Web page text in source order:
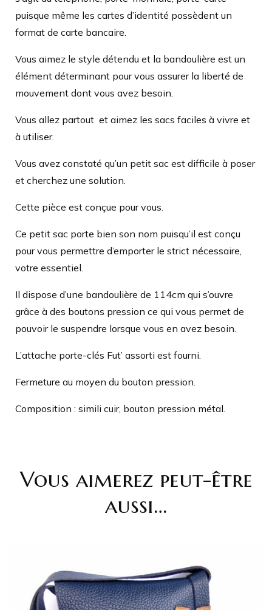
puisque même les cartes d’identité possèdent un
format de carte bancaire.
Vous aimez le style détendu et la bandoulière est un
élément déterminant pour vous assurer la liberté de
mouvement dont vous avez besoin.
Vous allez partout et aimez les sacs faciles à vivre et
à utiliser.
Vous avez constaté qu’un petit sac est difficile à poser
et cherchez une solution.
Cette pièce est conçue pour vous.
Ce petit sac porte bien son nom puisqu’il est conçu
pour vous permettre d’emporter le strict nécessaire,
votre essentiel.
Il dispose d’une bandoulière de 114cm qui s’ouvre
grâce à des boutons pression ce qui vous permet de
pouvoir le suspendre lorsque vous en avez besoin.
L’attache porte-clés Fut’ assorti est fourni.
Fermeture au moyen du bouton pression.
Composition : simili cuir, bouton pression métal.
Vous aimerez peut-être
aussi…